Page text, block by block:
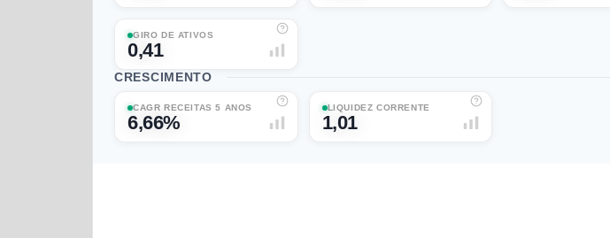
GIRO DE ATIVOS
0,41
CRESCIMENTO
CAGR RECEITAS 5 ANOS
6,66%
LIQUIDEZ CORRENTE
1,01